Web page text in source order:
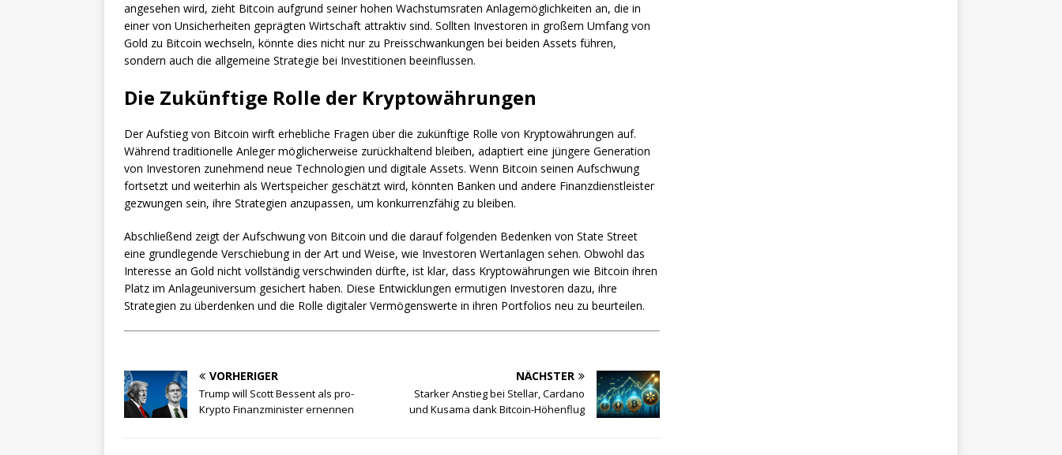
angesehen wird, zieht Bitcoin aufgrund seiner hohen Wachstumsraten Anlagemöglichkeiten an, die in
einer von Unsicherheiten geprägten Wirtschaft attraktiv sind. Sollten Investoren in großem Umfang von
Gold zu Bitcoin wechseln, könnte dies nicht nur zu Preisschwankungen bei beiden Assets führen,
sondern auch die allgemeine Strategie bei Investitionen beeinflussen.
Die Zukünftige Rolle der Kryptowährungen
Der Aufstieg von Bitcoin wirft erhebliche Fragen über die zukünftige Rolle von Kryptowährungen auf.
Während traditionelle Anleger möglicherweise zurückhaltend bleiben, adaptiert eine jüngere Generation
von Investoren zunehmend neue Technologien und digitale Assets. Wenn Bitcoin seinen Aufschwung
fortsetzt und weiterhin als Wertspeicher geschätzt wird, könnten Banken und andere Finanzdienstleister
gezwungen sein, ihre Strategien anzupassen, um konkurrenzfähig zu bleiben.
Abschließend zeigt der Aufschwung von Bitcoin und die darauf folgenden Bedenken von State Street
eine grundlegende Verschiebung in der Art und Weise, wie Investoren Wertanlagen sehen. Obwohl das
Interesse an Gold nicht vollständig verschwinden dürfte, ist klar, dass Kryptowährungen wie Bitcoin ihren
Platz im Anlageuniversum gesichert haben. Diese Entwicklungen ermutigen Investoren dazu, ihre
Strategien zu überdenken und die Rolle digitaler Vermögenswerte in ihren Portfolios neu zu beurteilen.
VORHERIGER
Trump will Scott Bessent als pro-
Krypto Finanzminister ernennen
NÄCHSTER
Starker Anstieg bei Stellar, Cardano
und Kusama dank Bitcoin-Höhenflug